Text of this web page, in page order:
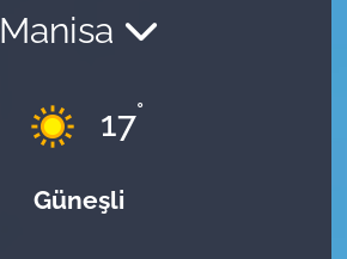
Manisa
17°
Güneşli